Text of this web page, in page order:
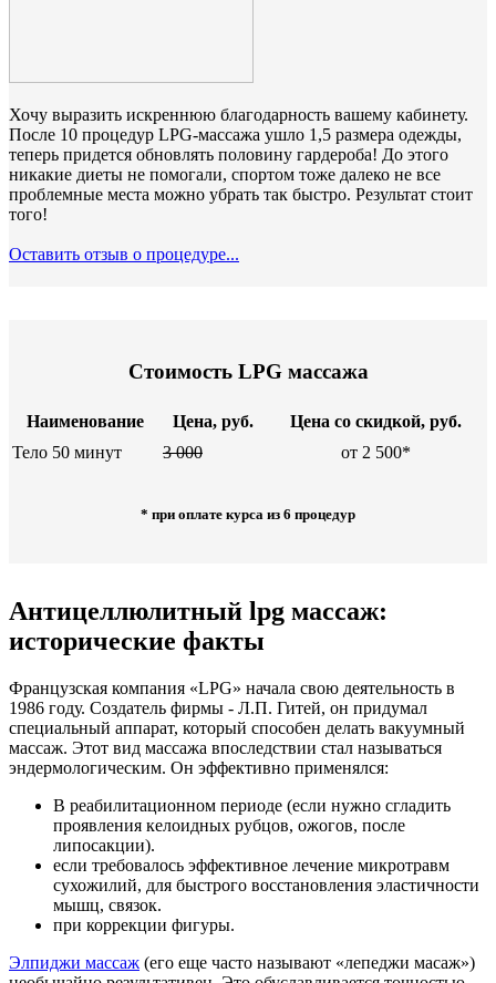
Хочу выразить искреннюю благодарность вашему кабинету.
После 10 процедур LPG-массажа ушло 1,5 размера одежды,
теперь придется обновлять половину гардероба! До этого
никакие диеты не помогали, спортом тоже далеко не все
проблемные места можно убрать так быстро. Результат стоит
того!
Оставить отзыв о процедуре...
Стоимость LPG массажа
Наименование Цена, руб.
Цена со скидкой, руб.
Тело 50 минут
3 000 от 2 500*
* при оплате курса из 6 процедур
Антицеллюлитный lpg массаж:
исторические факты
Французская компания «LPG» начала свою деятельность в
1986 году. Создатель фирмы - Л.П. Гитей, он придумал
специальный аппарат, который способен делать вакуумный
массаж. Этот вид массажа впоследствии стал называться
эндермологическим. Он эффективно применялся:
В реабилитационном периоде (если нужно сгладить
проявления келоидных рубцов, ожогов, после
липосакции).
если требовалось эффективное лечение микротравм
сухожилий, для быстрого восстановления эластичности
мышц, связок.
при коррекции фигуры.
Элпиджи массаж (его еще часто называют «лепеджи масаж»)